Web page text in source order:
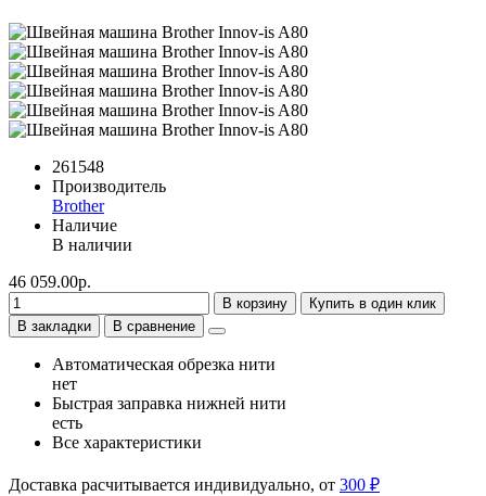
261548
Производитель
Brother
Наличие
В наличии
46 059.00р.
В корзину
Купить в один клик
В закладки
В сравнение
Автоматическая обрезка нити
нет
Быстрая заправка нижней нити
есть
Все характеристики
Доставка расчитывается индивидуально, от 300 ₽